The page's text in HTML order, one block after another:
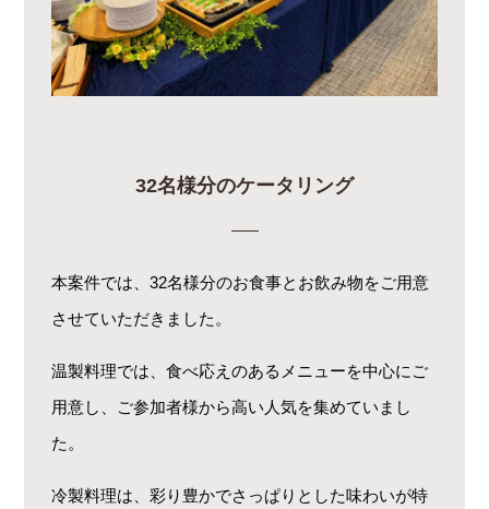
32名様分のケータリング
本案件では、32名様分のお食事とお飲み物をご用意
させていただきました。
温製料理では、食べ応えのあるメニューを中心にご
用意し、ご参加者様から高い人気を集めていまし
た。
冷製料理は、彩り豊かでさっぱりとした味わいが特